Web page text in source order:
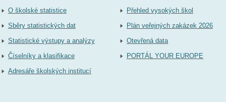
O školské statistice
Sběry statistických dat
Statistické výstupy a analýzy
Číselníky a klasifikace
Adresáře školských institucí
Přehled vysokých škol
Plán veřejných zakázek 2026
Otevřená data
PORTÁL YOUR EUROPE